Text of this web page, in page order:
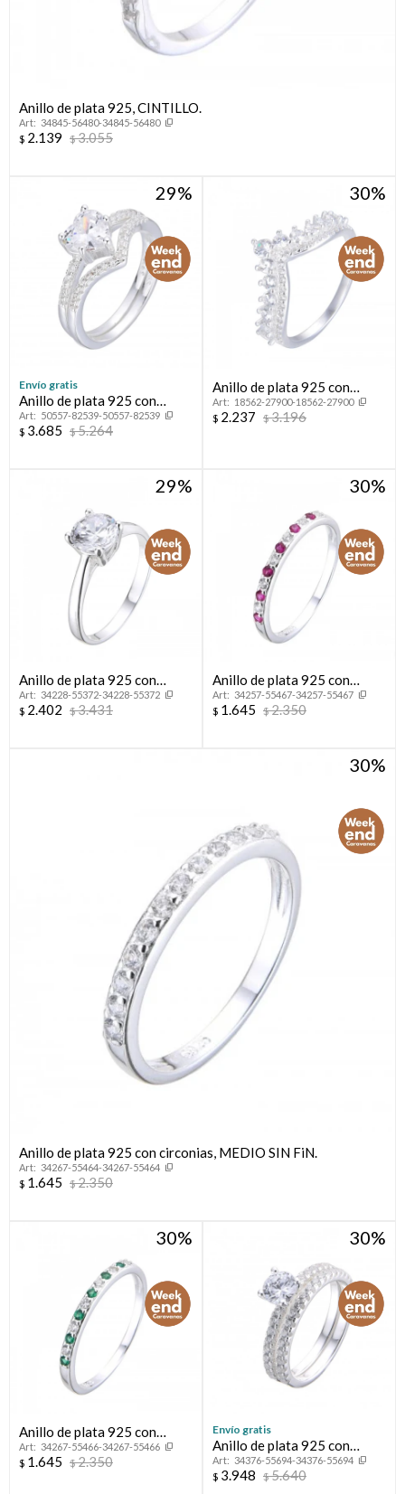
Anillo de plata 925, CINTILLO.
34845-56480-34845-56480
$ 2.139 $3.055
29
Envío gratis
Anillo de plata 925 con
circonias,CINTILLO.
50557-82539-50557-82539
$ 3.685 $5.264
30
Anillo de plata 925 con
circonias, CORONITA.
18562-27900-18562-27900
$ 2.237 $3.196
29
Anillo de plata 925 con
circonia, SOLITARIO.
34228-55372-34228-55372
$ 2.402 $3.431
30
Anillo de plata 925 con
circonias, MEDIO SIN FIN.
34257-55467-34257-55467
$ 1.645 $2.350
30
Anillo de plata 925 con circonias, MEDIO SIN FiN.
34267-55464-34267-55464
$ 1.645 $2.350
30
Anillo de plata 925 con
circonias, MEDIO SIN FIN.
34267-55466-34267-55466
$ 1.645 $2.350
30
Envío gratis
Anillo de plata 925 con
circonias, PROMESA.
34376-55694-34376-55694
$ 3.948 $5.640